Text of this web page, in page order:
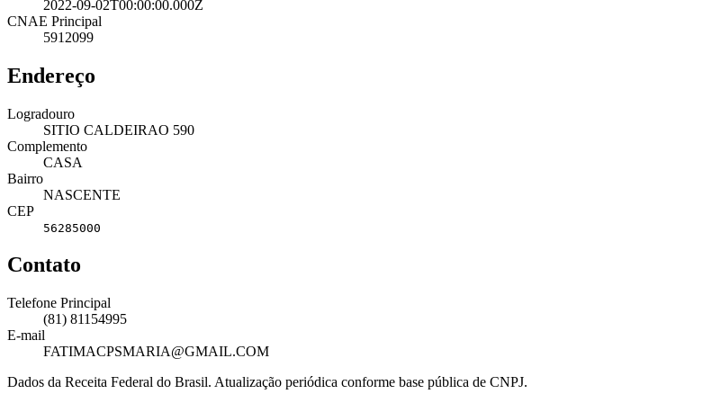
2022-09-02T00:00:00.000Z
CNAE Principal
5912099
Endereço
Logradouro
SITIO CALDEIRAO 590
Complemento
CASA
Bairro
NASCENTE
CEP
56285000
Contato
Telefone Principal
(81) 81154995
E-mail
FATIMACPSMARIA@GMAIL.COM
Dados da Receita Federal do Brasil. Atualização periódica conforme base pública de CNPJ.